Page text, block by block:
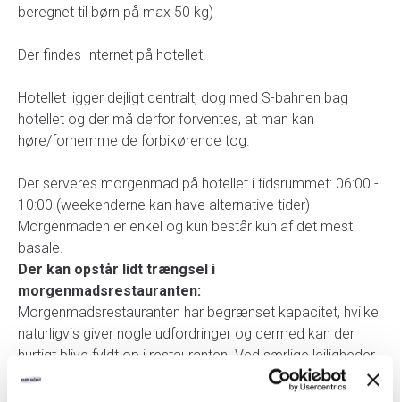
beregnet til børn på max 50 kg)
Der findes Internet på hotellet.
Hotellet ligger dejligt centralt, dog med S-bahnen bag
hotellet og der må derfor forventes, at man kan
høre/fornemme de forbikørende tog.
Der serveres morgenmad på hotellet i tidsrummet: 06:00 -
10:00 (weekenderne kan have alternative tider)
Morgenmaden er enkel og kun består kun af det mest
basale.
Der kan opstår lidt trængsel i
morgenmadsrestauranten:
Morgenmadsrestauranten har begrænset kapacitet, hvilke
naturligvis giver nogle udfordringer og dermed kan der
hurtigt blive fyldt op i restauranten. Ved særlige lejligheder
kan blive tale om særlige og specifikke spisetider, som